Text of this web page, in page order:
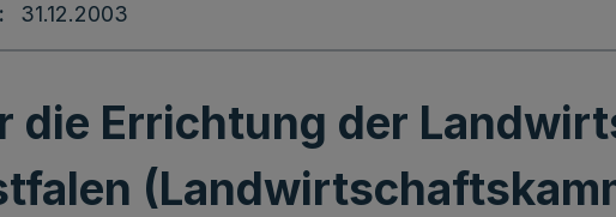
31.12.2003
die Errichtung der